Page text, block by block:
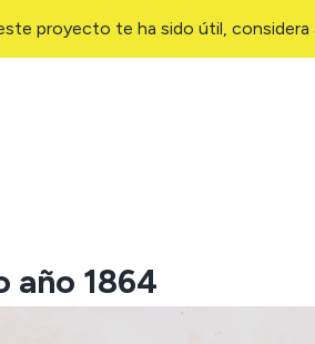
proyecto te ha sido útil,
año 1864